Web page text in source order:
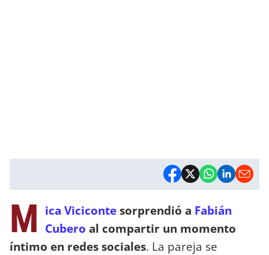
M ica Vicicontesorprendió a Fabián
Cubero al compartir un momento
íntimo en redes sociales. La pareja se